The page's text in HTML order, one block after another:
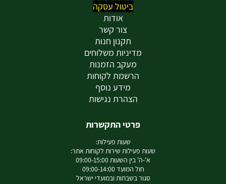
ביטול עסקה
אודות
צור קשר
תקנון חנות
מדיניות משלוחים
מעקב הזמנות
הרשמת לקוחות
מידע נוסף
הצהרת נגישות
פרטי התקשרות
שעות פעילות:
שעות פעילות שירות לקוחות אתר:
א'-ה' בין השעות 09:00-15:00
חול המועד 09:00-14:00
סגור בשבתות ובמועדי ישראל